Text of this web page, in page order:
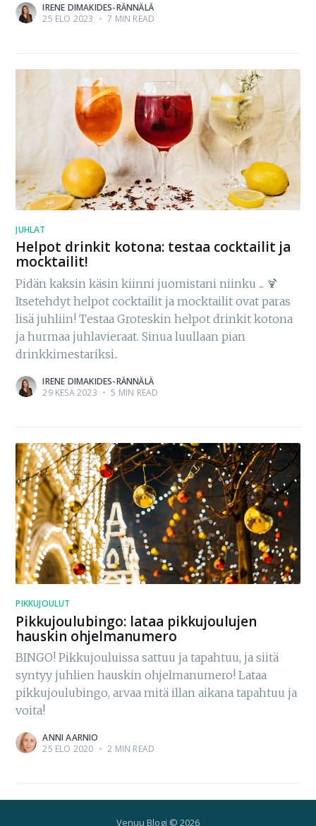
IRENE DIMAKIDES-RÄNNÄLÄ
25 ELO 2023 • 7 MIN READ
JUHLAT
Helpot drinkit kotona: testaa cocktailit ja
mocktailit!
Pidän kaksin käsin kiinni juomistani niinku ... 🍹
Itsetehdyt helpot cocktailit ja mocktailit ovat paras
lisä juhliin! Testaa Groteskin helpot drinkit kotona
ja hurmaa juhlavieraat. Sinua luullaan pian
drinkkimestariksi..
IRENE DIMAKIDES-RÄNNÄLÄ
29 KESÄ 2023 • 5 MIN READ
PIKKUJOULUT
Pikkujoulubingo: lataa pikkujoulujen
hauskin ohjelmanumero
BINGO! Pikkujouluissa sattuu ja tapahtuu, ja siitä
syntyy juhlien hauskin ohjelmanumero! Lataa
pikkujoulubingo, arvaa mitä illan aikana tapahtuu ja
voita!
ANNI AARNIO
25 ELO 2020 • 2 MIN READ
Venuu Blogi © 2026